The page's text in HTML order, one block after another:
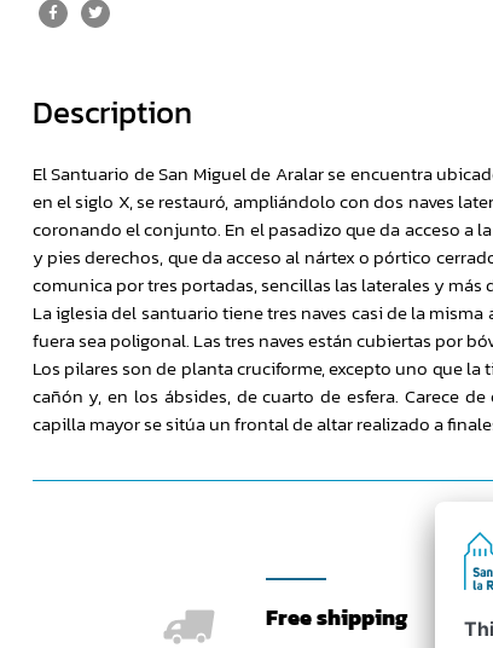
Description
El Santuario de San Miguel de Aralar se encuentra
en el siglo X, se restauró, ampliándolo con dos naves
coronando el conjunto. En el pasadizo que da acceso a
y pies derechos, que da acceso al nártex o pórtico
comunica por tres portadas, sencillas las laterales y más
La iglesia del santuario tiene tres naves casi de la
fuera sea poligonal. Las tres naves están cubiertas por
Los pilares son de planta cruciforme, excepto uno que
cañón y, en los ábsides, de cuarto de esfera. Carece
capilla mayor se sitúa un frontal de altar realizado a
Free shipping